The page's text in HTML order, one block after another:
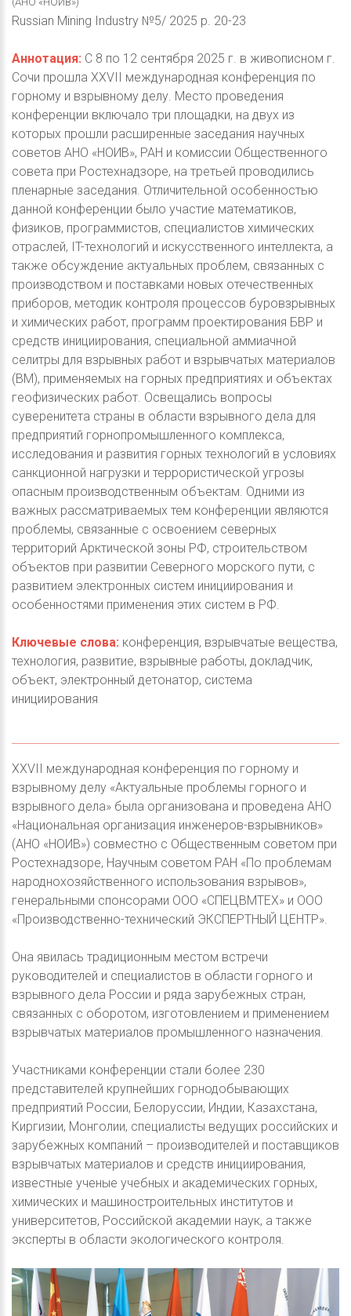
Russian Mining Industry №5/ 2025 p. 20-23
Аннотация: С 8 по 12 сентября 2025 г. в живописном г.
Сочи прошла XXVII международная конференция по
горному и взрывному делу. Место проведения
конференции включало три площадки, на двух из
которых прошли расширенные заседания научных
советов АНО «НОИВ», РАН и комиссии Общественного
совета при Ростехнадзоре, на третьей проводились
пленарные заседания. Отличительной особенностью
данной конференции было участие математиков,
физиков, программистов, специалистов химических
отраслей, IT-технологий и искусственного интеллекта, а
также обсуждение актуальных проблем, связанных с
производством и поставками новых отечественных
приборов, методик контроля процессов буровзрывных
и химических работ, программ проектирования БВР и
средств инициирования, специальной аммиачной
селитры для взрывных работ и взрывчатых материалов
(ВМ), применяемых на горных предприятиях и объектах
геофизических работ. Освещались вопросы
суверенитета страны в области взрывного дела для
предприятий горнопромышленного комплекса,
исследования и развития горных технологий в условиях
санкционной нагрузки и террористической угрозы
опасным производственным объектам. Одними из
важных рассматриваемых тем конференции являются
проблемы, связанные с освоением северных
территорий Арктической зоны РФ, строительством
объектов при развитии Северного морского пути, с
развитием электронных систем инициирования и
особенностями применения этих систем в РФ.
Ключевые слова: конференция, взрывчатые вещества,
технология, развитие, взрывные работы, докладчик,
объект, электронный детонатор, система
инициирования
XXVII международная конференция по горному и
взрывному делу «Актуальные проблемы горного и
взрывного дела» была организована и проведена АНО
«Национальная организация инженеров-взрывников»
(АНО «НОИВ») совместно с Общественным советом при
Ростехнадзоре, Научным советом РАН «По проблемам
народнохозяйственного использования взрывов»,
генеральными спонсорами ООО «СПЕЦВМТЕХ» и ООО
«Производственно-технический ЭКСПЕРТНЫЙ ЦЕНТР».
Она явилась традиционным местом встречи
руководителей и специалистов в области горного и
взрывного дела России и ряда зарубежных стран,
связанных с оборотом, изготовлением и применением
взрывчатых материалов промышленного назначения.
Участниками конференции стали более 230
представителей крупнейших горнодобывающих
предприятий России, Белоруссии, Индии, Казахстана,
Киргизии, Монголии, специалисты ведущих российских и
зарубежных компаний – производителей и поставщиков
взрывчатых материалов и средств инициирования,
известные ученые учебных и академических горных,
химических и машиностроительных институтов и
университетов, Российской академии наук, а также
эксперты в области экологического контроля.